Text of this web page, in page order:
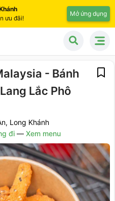
ưu đãi!
Mở ứng dụng
- Bánh
Lắc Phô
Long Khánh
đi — Xem menu